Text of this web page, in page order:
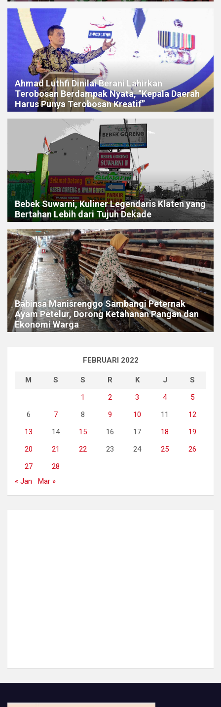
Ahmad Luthfi Dinilai Berani Lahirkan
Terobosan Berdampak Nyata, “Kepala Daerah
Harus Punya Terobosan Kreatif”
Bebek Suwarni, Kuliner Legendaris Klaten yang
Bertahan Lebih dari Tujuh Dekade
Babinsa Manisrenggo Sambangi Peternak
Ayam Petelur, Dorong Ketahanan Pangan dan
Ekonomi Warga
FEBRUARI 2022
M S S R K J
S
1
2 3 4
5
6
7 8 9 10 11
12
13
14 15 16 17 18
19
20
21 22 23 24 25
26
27
28
« Jan
Mar »